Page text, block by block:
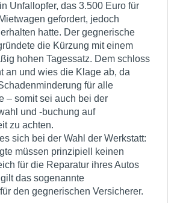
Unfallopfer, das 3.500 Euro für
gefordert, jedoch
hatte. Der gegnerische
die Kürzung mit einem
hohen Tagessatz. Dem schloss
an und wies die Klage ab, da
für alle
– somit sei auch bei der
und -buchung auf
zu achten.
sich bei der Wahl der Werkstatt:
müssen prinzipiell keinen
für die Reparatur ihres Autos
das sogenannte
den gegnerischen Versicherer.